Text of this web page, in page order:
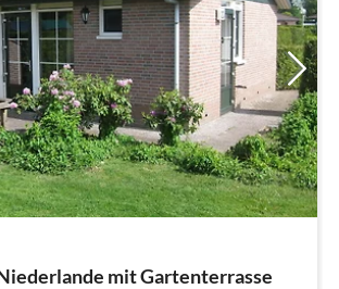
mit Gartenterrasse